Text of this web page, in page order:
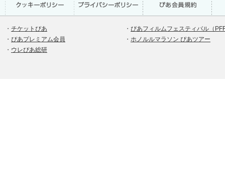
・ チケットぴあ
・ ぴあプレミアム会員
・ ウレぴあ総研
・ ぴあフィルムフェスティバル（
・ ホノルルマラソン ぴあツアー